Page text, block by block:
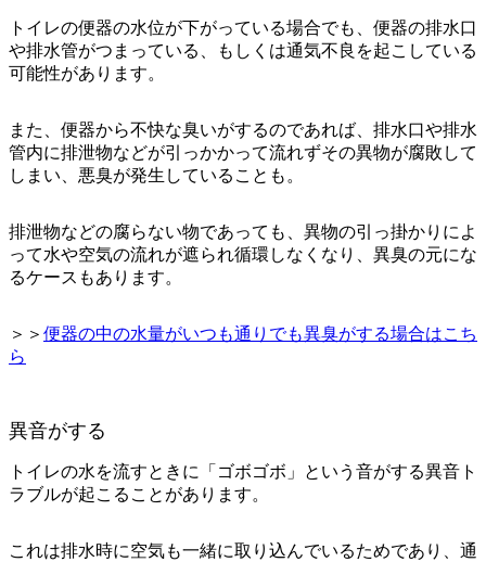
トイレの便器の水位が下がっている場合でも、 便器の排水口
や排水管がつまっている 、もしくは通気不良を起こしている
可能性があります。
また、便器から不快な臭いがするのであれば、排水口や排水
管内に排泄物などが引っかかって流れずその異物が腐敗して
しまい、悪臭が発生していることも。
排泄物などの腐らない物であっても、異物の引っ掛かりによ
って水や空気の流れが遮られ循環しなくなり、異臭の元にな
るケースもあります。
＞＞ 便器の中の水量がいつも通りでも異臭がする場合はこち
ら
異音がする
トイレの水を流すときに 「ゴボゴボ」
という音がする異音ト
ラブルが起こることがあります。
これは排水時に空気も一緒に取り込んでいるためであり、 通